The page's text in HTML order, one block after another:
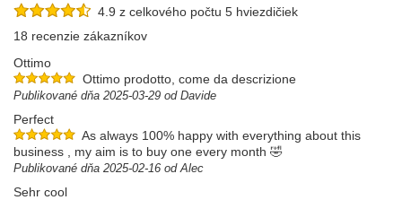
4.9 z celkového počtu 5 hviezdičiek
18 recenzie zákazníkov
Ottimo
Ottimo prodotto, come da descrizione
Publikované dňa 2025-03-29 od Davide
Perfect
As always 100% happy with everything about this
business , my aim is to buy one every month 🤣
Publikované dňa 2025-02-16 od Alec
Sehr cool